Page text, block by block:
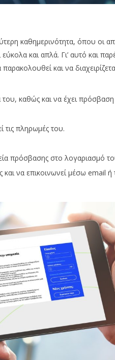
καθημερινότητα, όπου οι
και απλά. Γι’ αυτό και
και να
καθώς και να έχει
τις πληρωμές του.
πρόσβασης στο λογαριασμό
να επικοινωνεί μέσω email